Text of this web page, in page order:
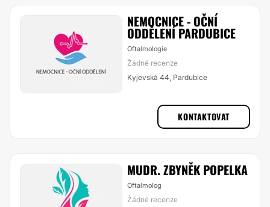
NEMOCNICE - OČNÍ
ODDĚLENÍ PARDUBICE
Oftalmologie
Žádné recenze
Kyjevská 44, Pardubice
KONTAKTOVAT
MUDR. ZBYNĚK POPELKA
Oftalmolog
Žádné recenze